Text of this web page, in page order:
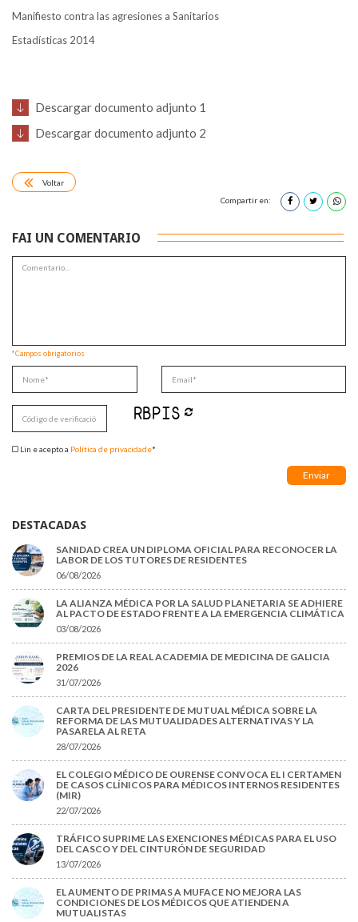
Manifiesto contra las agresiones a Sanitarios
Estadísticas 2014
Descargar documento adjunto 1
Descargar documento adjunto 2
Voltar
Compartir en:
FAI UN COMENTARIO
*Campos obrigatorios
Lin e acepto a Política de privacidade*
DESTACADAS
SANIDAD CREA UN DIPLOMA OFICIAL PARA RECONOCER LA
LABOR DE LOS TUTORES DE RESIDENTES
06/08/2026
LA ALIANZA MÉDICA POR LA SALUD PLANETARIA SE ADHIERE
AL PACTO DE ESTADO FRENTE A LA EMERGENCIA CLIMÁTICA
03/08/2026
PREMIOS DE LA REAL ACADEMIA DE MEDICINA DE GALICIA
2026
31/07/2026
CARTA DEL PRESIDENTE DE MUTUAL MÉDICA SOBRE LA
REFORMA DE LAS MUTUALIDADES ALTERNATIVAS Y LA
PASARELA AL RETA
28/07/2026
EL COLEGIO MÉDICO DE OURENSE CONVOCA EL I CERTAMEN
DE CASOS CLÍNICOS PARA MÉDICOS INTERNOS RESIDENTES
(MIR)
22/07/2026
TRÁFICO SUPRIME LAS EXENCIONES MÉDICAS PARA EL USO
DEL CASCO Y DEL CINTURÓN DE SEGURIDAD
13/07/2026
EL AUMENTO DE PRIMAS A MUFACE NO MEJORA LAS
CONDICIONES DE LOS MÉDICOS QUE ATIENDEN A
MUTUALISTAS